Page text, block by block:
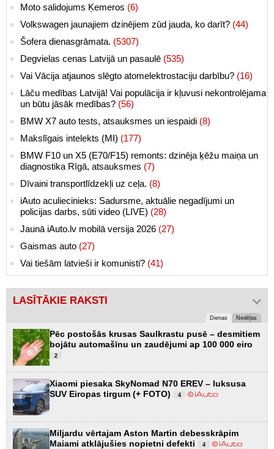
Moto salidojums Ķemeros (6)
Volkswagen jaunajiem dzinējiem zūd jauda, ko darīt? (44)
Šofera dienasgrāmata. (5307)
Degvielas cenas Latvijā un pasaulē (535)
Vai Vācija atjaunos slēgto atomelektrostaciju darbību? (16)
Lāču medības Latvijā! Vai populācija ir kļuvusi nekontrolējama
un būtu jāsāk medības? (56)
BMW X7 auto tests, atsauksmes un iespaidi (8)
Makslīgais intelekts (MI) (177)
BMW F10 un X5 (E70/F15) remonts: dzinēja ķēžu maiņa un
diagnostika Rīgā, atsauksmes (7)
Dīvaini transportlīdzekļi uz ceļa. (8)
iAuto aculiecinieks: Sadursme, aktuālie negadījumi un
policijas darbs, sūti video (LIVE) (28)
Jaunā iAuto.lv mobilā versija 2026 (27)
Gaismas auto (27)
Vai tiešām latvieši ir komunisti? (41)
LASĪTĀKIE RAKSTI
Dienas Nedēļas
Pēc postošās krusas Saulkrastu pusē – desmitiem
bojātu automašīnu un zaudējumi ap 100 000 eiro
2
Xiaomi piesaka SkyNomad N70 EREV – luksusa
SUV Eiropas tirgum (+ FOTO)
4
Miljardu vērtajam Aston Martin debesskrāpim
Maiami atklājušies nopietni defekti
4